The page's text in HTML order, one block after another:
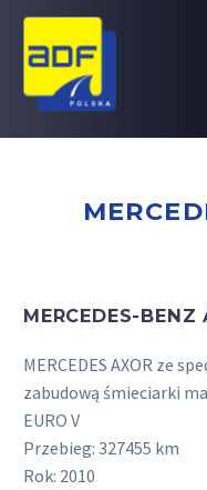
MERCEDES-BENZ
MERCEDES AXOR ze
zabudową śmieciarki
EURO V
Przebieg: 327455 km
Rok: 2010